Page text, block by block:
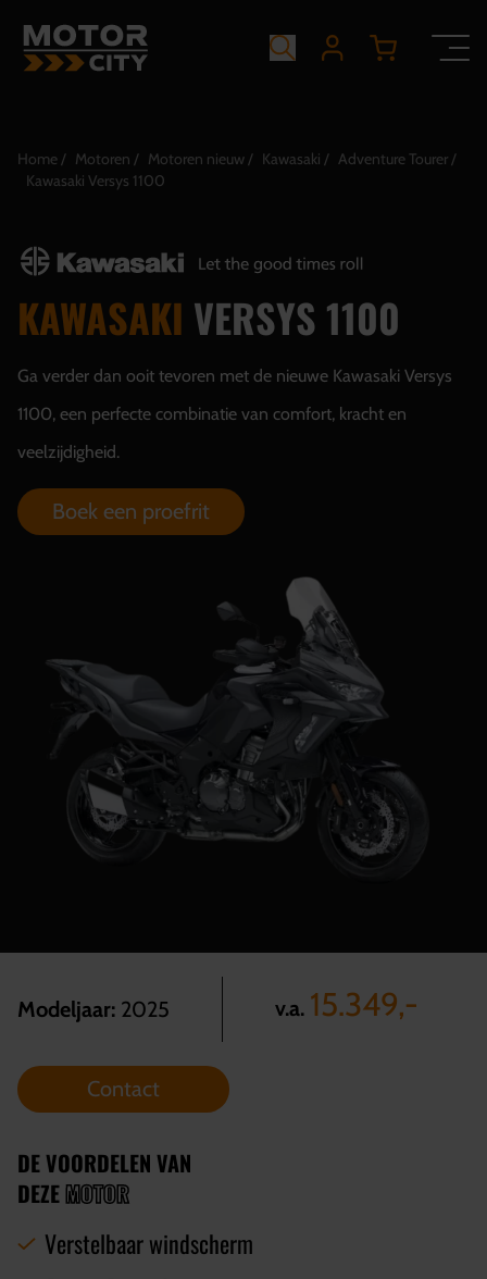
Home Motoren Motoren nieuw Kawasaki
Adventure Tourer
Kawasaki Versys 1100
KAWASAKI VERSYS 1100
Ga verder dan ooit tevoren met de nieuwe Kawasaki Versys
1100, een perfecte combinatie van comfort, kracht en
veelzijdigheid.
Boek een proefrit
Modeljaar: 2025 v.a. 15.349,-
Contact
DE VOORDELEN VAN
DEZEMOTOR
Verstelbaar windscherm